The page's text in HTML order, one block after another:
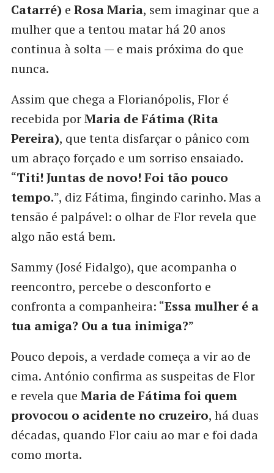
Catarré) e Rosa Maria, sem imaginar que a
mulher que a tentou matar há 20 anos
continua à solta — e mais próxima do que
nunca.
Assim que chega a Florianópolis, Flor é
recebida porMaria de Fátima (Rita
Pereira), que tenta disfarçar o pânico com
um abraço forçado e um sorriso ensaiado.
“Titi! Juntas de novo! Foi tão pouco
tempo.”, diz Fátima, fingindo carinho. Mas a
tensão é palpável: o olhar de Flor revela que
algo não está bem.
Sammy (José Fidalgo), que acompanha o
reencontro, percebe o desconforto e
confronta a companheira: “Essa mulher é a
tua amiga? Ou a tua inimiga?”
Pouco depois, a verdade começa a vir ao de
cima. António confirma as suspeitas de Flor
e revela que Maria de Fátima foi quem
provocou o acidente no cruzeiro, há duas
décadas, quando Flor caiu ao mar e foi dada
como morta.